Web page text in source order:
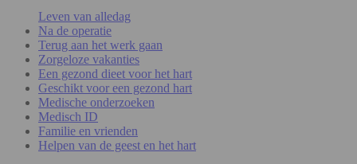
Leven van alledag
Na de operatie
Terug aan het werk gaan
Zorgeloze vakanties
Een gezond dieet voor het hart
Geschikt voor een gezond hart
Medische onderzoeken
Medisch ID
Familie en vrienden
Helpen van de geest en het hart